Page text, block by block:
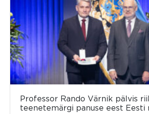
Professor Rando Värnik pälvis
teenetemärgi panuse eest Eesti